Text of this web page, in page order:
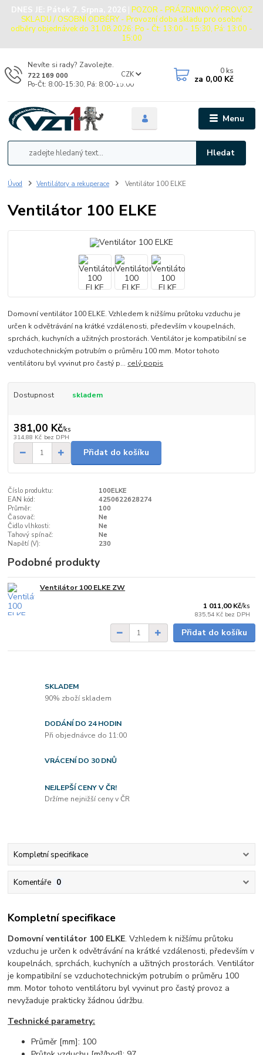
DNES JE: Pátek 7. Srpna, 2026 | POZOR - PRÁZDNINOVÝ PROVOZ
SKLADU / OSOBNÍ ODBĚRY - Provozní doba skladu pro osobní
odběry objednávek do 31.08.2026: Po - Čt: 13:00 - 15:30, Pá: 13:00 -
15:00
Menu
CZK
Hledat
Nevíte si rady? Zavolejte.
722 169 000
Po-Čt: 8:00-15:30, Pá: 8:00-15:00
0 ks
za 0,00 Kč
Úvod Ventilátory a rekuperace Ventilátor 100 ELKE
Ventilátor 100 ELKE
Domovní ventilátor 100 ELKE. Vzhledem k nižšímu průtoku vzduchu je
určen k odvětrávání na krátké vzdálenosti, především v koupelnách,
sprchách, kuchyních a užitných prostorách. Ventilátor je kompatibilní se
vzduchotechnickým potrubím o průměru 100 mm. Motor tohoto
ventilátoru byl vyvinut pro častý p... celý popis
Dostupnost skladem
381,00 Kč/ks
314,88 Kč bez DPH
Přidat do košíku
Číslo produktu:
100ELKE
EAN kód:
4250622628274
Průměr:
100
Časovač:
Ne
Čidlo vlhkosti:
Ne
Tahový spínač:
Ne
Napětí (V):
230
Podobné produkty
Ventilátor 100 ELKE ZW
1 011,00 Kč/ks
835,54 Kč bez DPH
Přidat do košíku
SKLADEM
90% zboží skladem
DODÁNÍ DO 24 HODIN
Při objednávce do 11:00
VRÁCENÍ DO 30 DNŮ
NEJLEPŠÍ CENY V ČR!
Držíme nejnižší ceny v ČR
Kompletní specifikace
Komentáře 0
Kompletní specifikace
Domovní ventilátor 100 ELKE. Vzhledem k nižšímu průtoku
vzduchu je určen k odvětrávání na krátké vzdálenosti, především v
koupelnách, sprchách, kuchyních a užitných prostorách. Ventilátor
je kompatibilní se vzduchotechnickým potrubím o průměru 100
mm. Motor tohoto ventilátoru byl vyvinut pro častý provoz a
nevyžaduje prakticky žádnou údržbu.
Technické parametry:
Průměr [mm]: 100